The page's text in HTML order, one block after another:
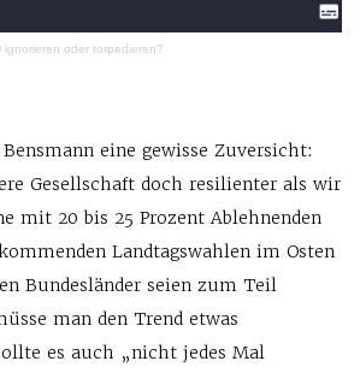
ignorieren oder torpedieren?
eine gewisse Zuversicht:
Gesellschaft doch resilienter als wir
mit 20 bis 25 Prozent Ablehnenden
Landtagswahlen im Osten
Bundesländer seien zum Teil
man den Trend etwas
es auch „nicht jedes Mal